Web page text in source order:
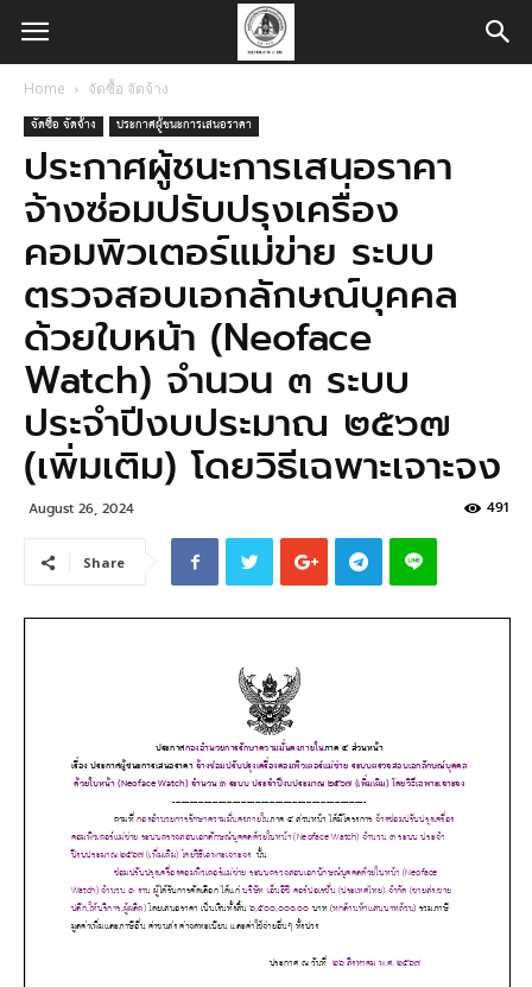
Home จัดซื้อ จัดจ้าง
จัดซื้อ จัดจ้าง ประกาศผู้ชนะการเสนอราคา
ประกาศผู้ชนะการเสนอราคา
จ้างซ่อมปรับปรุงเครื่อง
คอมพิวเตอร์แม่ข่าย ระบบ
ตรวจสอบเอกลักษณ์บุคคล
ด้วยใบหน้า (Neoface
Watch) จำนวน ๓ ระบบ
ประจำปีงบประมาณ ๒๕๖๗
(เพิ่มเติม) โดยวิธีเฉพาะเจาะจง
August 26, 2024 491
Share